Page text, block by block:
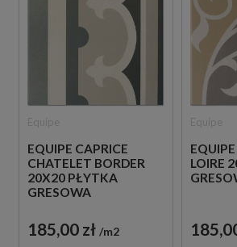
EQUIPE CAPRICE
CHATELET BORDER
20X20 PŁYTKA
GRESOWA
185,00 zł m2
LOIRE